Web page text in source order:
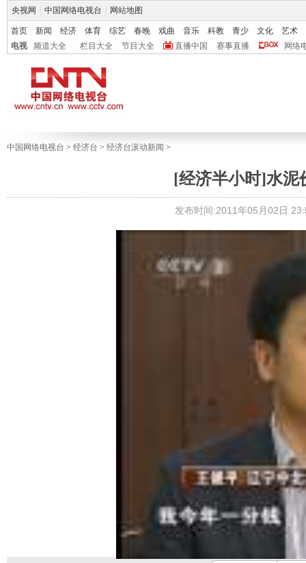
央视网 中国网络电视台 网站地图
首页 新闻 经济 体育 综艺 春晚 戏曲 音乐 科教 青少 文化
艺术
电视
频道大全 栏目大全 节目大全 直播中国 赛事直播 网络
中国网络电视台 > 经济台 > 经济台滚动新闻 >
[经济半小时]水泥
发布时间:2011年05月02日